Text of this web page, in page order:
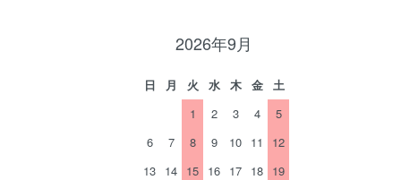
2026年9月
日 月 火 水 木 金
土
1
2 3 4
5
6
7 8 9 10 11
12
13 14 15 16 17 18 19